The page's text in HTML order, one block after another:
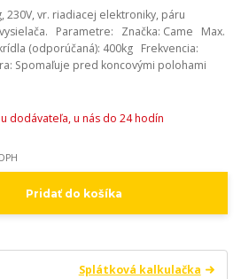
230V, vr. riadiacej elektroniky, páru
Parametre: Značka: Came Max.
(odporúčaná): 400kg Frekvencia:
Spomaľuje pred koncovými polohami
dodávateľa, u nás do 24 hodín
Pridať do košíka
Splátková kalkulačka